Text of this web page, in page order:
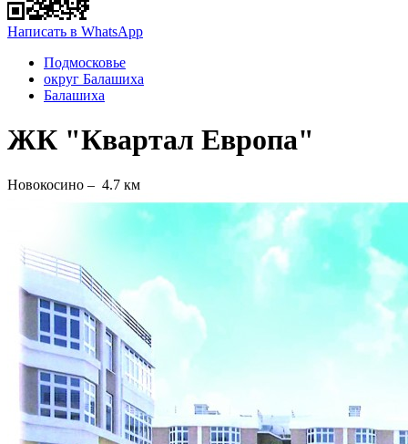
Написать в WhatsApp
Подмосковье
округ Балашиха
Балашиха
ЖК "Квартал Европа"
Новокосино – 4.7 км